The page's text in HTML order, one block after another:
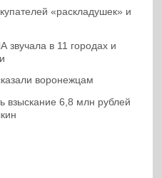
«раскладушек» и
звучала в 11 городах и
воронежцам
взыскание 6,8 млн рублей